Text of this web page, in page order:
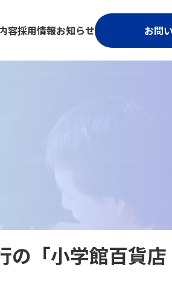
容採用情報お知らせ お問
「小学館百貨店